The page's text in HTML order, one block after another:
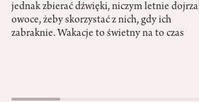
jednak zbierać dźwięki, niczym letnie
owoce, żeby skorzystać z nich, gdy ich
zabraknie. Wakacje to świetny na to czas